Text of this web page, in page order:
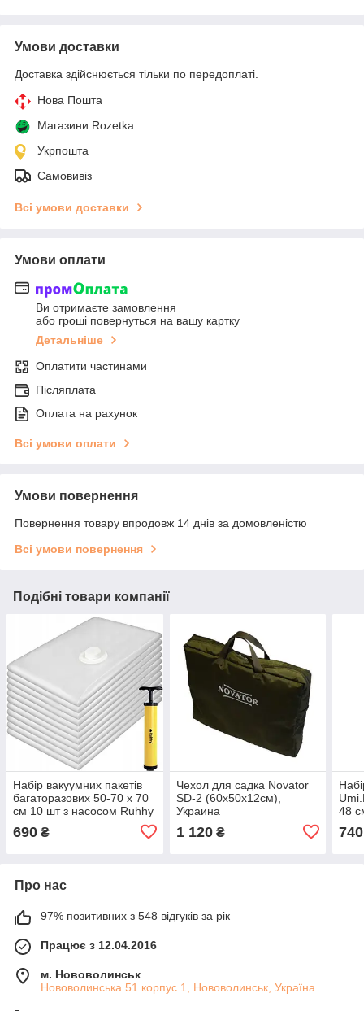
Умови доставки
Доставка здійснюється тільки по передоплаті.
Нова Пошта
Магазини Rozetka
Укрпошта
Самовивіз
Всі умови доставки
Умови оплати
Ви отримаєте замовлення
або гроші повернуться на вашу картку
Детальніше
Оплатити частинами
Післяплата
Оплата на рахунок
Всі умови оплати
Умови повернення
Повернення товару впродовж 14 днів за домовленістю
Всі умови повернення
Подібні товари компанії
Набір вакуумних пакетів
багаторазових 50-70 х 70
см 10 шт з насосом Ruhhy
690 ₴
Чехол для садка Novator
SD-2 (60x50х12см),
Украина
1 120₴
48
740
Про нас
97% позитивних з 548 відгуків за рік
Працює з 12.04.2016
м. Нововолинськ
Нововолинська 51 корпус 1, Нововолинськ, Україна